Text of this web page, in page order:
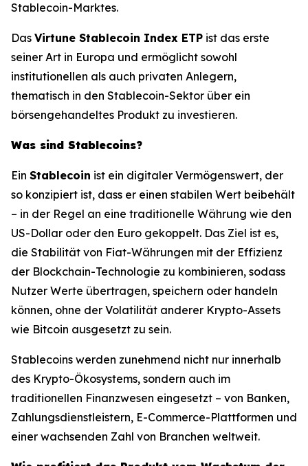
Stablecoin-Marktes.
Das Virtune Stablecoin Index ETP ist das erste
seiner Art in Europa und ermöglicht sowohl
institutionellen als auch privaten Anlegern,
thematisch in den Stablecoin-Sektor über ein
börsengehandeltes Produkt zu investieren.
Was sind Stablecoins?
Ein Stablecoin ist ein digitaler Vermögenswert, der
so konzipiert ist, dass er einen stabilen Wert beibehält
– in der Regel an eine traditionelle Währung wie den
US-Dollar oder den Euro gekoppelt. Das Ziel ist es,
die Stabilität von Fiat-Währungen mit der Effizienz
der Blockchain-Technologie zu kombinieren, sodass
Nutzer Werte übertragen, speichern oder handeln
können, ohne der Volatilität anderer Krypto-Assets
wie Bitcoin ausgesetzt zu sein.
Stablecoins werden zunehmend nicht nur innerhalb
des Krypto-Ökosystems, sondern auch im
traditionellen Finanzwesen eingesetzt – von Banken,
Zahlungsdienstleistern, E-Commerce-Plattformen und
einer wachsenden Zahl von Branchen weltweit.